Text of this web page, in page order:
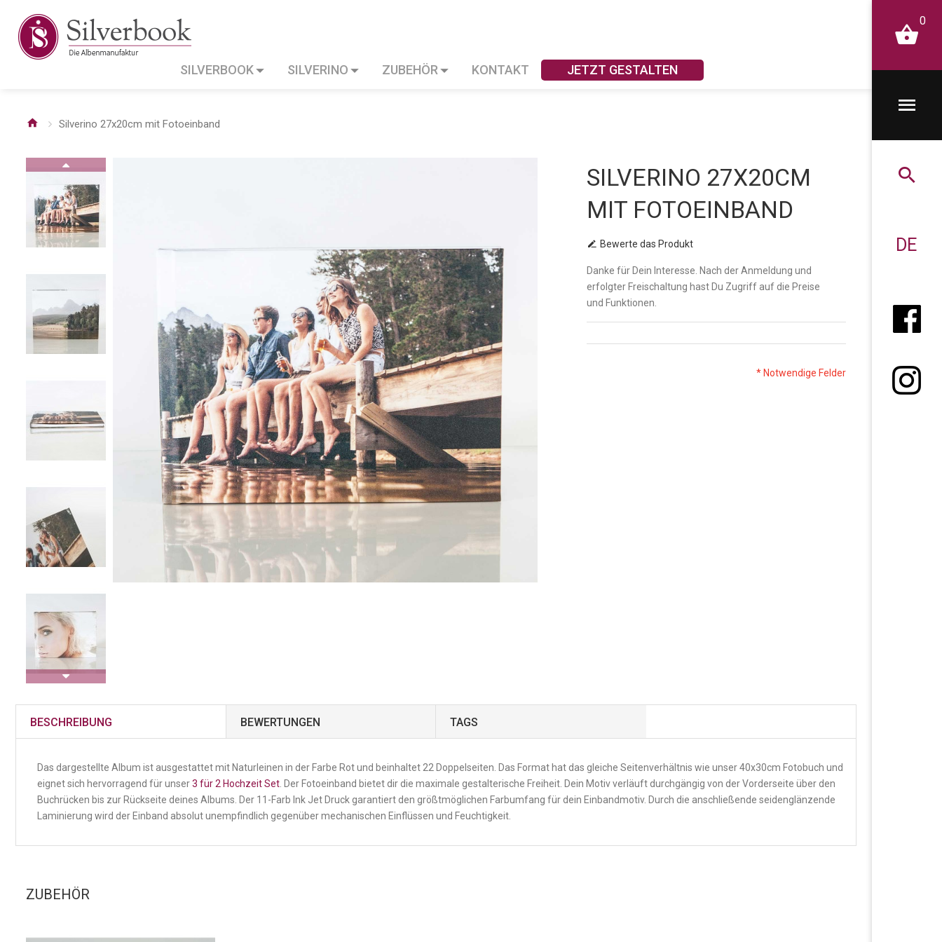
0
DE
SILVERBOOK SILVERINO ZUBEHÖR KONTAKT JETZT GESTALTEN
Silverino 27x20cm mit Fotoeinband
SILVERINO 27X20CM
MIT FOTOEINBAND
Bewerte das Produkt
Danke für Dein Interesse. Nach der Anmeldung und
erfolgter Freischaltung hast Du Zugriff auf die Preise
und Funktionen.
* Notwendige Felder
BESCHREIBUNG BEWERTUNGEN TAGS
Das dargestellte Album ist ausgestattet mit Naturleinen in der Farbe Rot und beinhaltet 22 Doppelseiten. Das Format hat das gleiche Seitenverhältnis wie unser 40x30cm Fotobuch und
eignet sich hervorragend für unser3 für 2 Hochzeit Set . Der Fotoeinband bietet dir die maximale gestalterische Freiheit. Dein Motiv verläuft durchgängig von der Vorderseite über den
Buchrücken bis zur Rückseite deines Albums. Der 11-Farb Ink Jet Druck garantiert den größtmöglichen Farbumfang für dein Einbandmotiv. Durch die anschließende seidenglänzende
Laminierung wird der Einband absolut unempfindlich gegenüber mechanischen Einflüssen und Feuchtigkeit.
ZUBEHÖR